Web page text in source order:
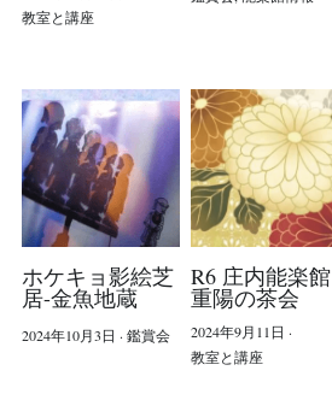
教室と講座
ホケキョ影絵芝
居-金魚地蔵
2024年10月3日 · 鑑賞会
R6 庄内能楽館
重陽の茶会
2024年9月11日 ·
教室と講座